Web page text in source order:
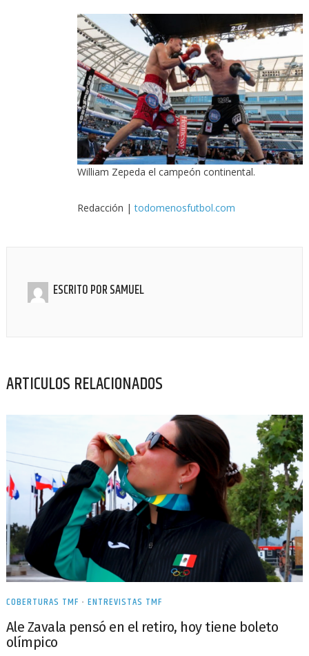
William Zepeda el campeón continental.
Redacción |todomenosfutbol.com
ESCRITO PORSAMUEL
ARTICULOS RELACIONADOS
COBERTURAS TMF • ENTREVISTAS TMF
Ale Zavala pensó en el retiro, hoy tiene boleto
olímpico